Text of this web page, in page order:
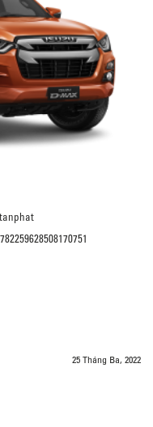
25 Tháng Ba, 2022